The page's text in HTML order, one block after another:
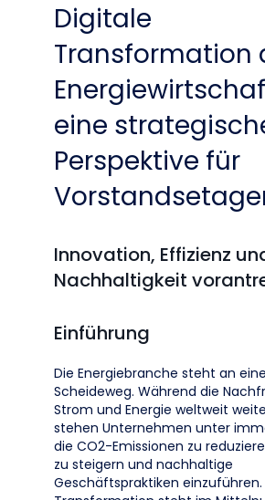
Digitale
Transformation
eine
Perspektive für
Innovation, Effizienz
Nachhaltigkeit
Einführung
Die Energiebranche steht an
Scheideweg. Während die
Strom und Energie weltweit
stehen Unternehmen unter
die CO2-Emissionen zu
zu steigern und nachhaltige
Geschäftspraktiken einzuführen.